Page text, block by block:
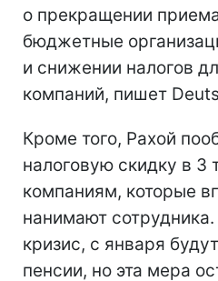
о прекращении
бюджетные
и снижении налогов
компаний, пишет
Кроме того, Рахой
налоговую скидку в 3
компаниям, которые
нанимают
кризис, с января
пенсии, но эта мера